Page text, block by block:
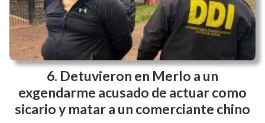
Detuvieron en Merlo a un
exgendarme acusado de actuar como
sicario y matar a un comerciante chino